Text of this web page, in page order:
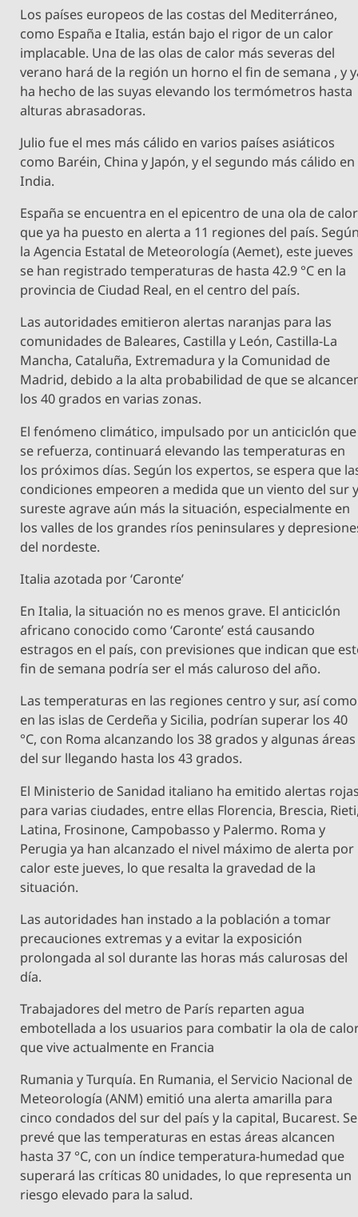
Los países europeos de las costas del Mediterráneo,
como España e Italia, están bajo el rigor de un calor
implacable. Una de las olas de calor más severas del
verano hará de la región un horno el fin de semana , y
ha hecho de las suyas elevando los termómetros hasta
alturas abrasadoras.
Julio fue el mes más cálido en varios países asiáticos
como Baréin, China y Japón, y el segundo más cálido en
India.
España se encuentra en el epicentro de una ola de calor
que ya ha puesto en alerta a 11 regiones del país.
la Agencia Estatal de Meteorología (Aemet), este jueves
se han registrado temperaturas de hasta 42.9 °C en la
provincia de Ciudad Real, en el centro del país.
Las autoridades emitieron alertas naranjas para las
comunidades de Baleares, Castilla y León, Castilla-La
Mancha, Cataluña, Extremadura y la Comunidad de
Madrid, debido a la alta probabilidad de que se
los 40 grados en varias zonas.
El fenómeno climático, impulsado por un anticiclón que
se refuerza, continuará elevando las temperaturas en
los próximos días. Según los expertos, se espera que
condiciones empeoren a medida que un viento del sur
sureste agrave aún más la situación, especialmente en
los valles de los grandes ríos peninsulares y
del nordeste.
Italia azotada por ‘Caronte’
En Italia, la situación no es menos grave. El anticiclón
africano conocido como ‘Caronte’ está causando
estragos en el país, con previsiones que indican que
fin de semana podría ser el más caluroso del año.
Las temperaturas en las regiones centro y sur, así como
en las islas de Cerdeña y Sicilia, podrían superar los 40
°C, con Roma alcanzando los 38 grados y algunas áreas
del sur llegando hasta los 43 grados.
El Ministerio de Sanidad italiano ha emitido alertas
para varias ciudades, entre ellas Florencia, Brescia,
Latina, Frosinone, Campobasso y Palermo. Roma y
Perugia ya han alcanzado el nivel máximo de alerta por
calor este jueves, lo que resalta la gravedad de la
situación.
Las autoridades han instado a la población a tomar
precauciones extremas y a evitar la exposición
prolongada al sol durante las horas más calurosas del
día.
Trabajadores del metro de París reparten agua
embotellada a los usuarios para combatir la ola de
que vive actualmente en Francia
Rumania y Turquía. En Rumania, el Servicio Nacional de
Meteorología (ANM) emitió una alerta amarilla para
cinco condados del sur del país y la capital, Bucarest. Se
prevé que las temperaturas en estas áreas alcancen
hasta 37 °C, con un índice temperatura-humedad que
superará las críticas 80 unidades, lo que representa un
riesgo elevado para la salud.